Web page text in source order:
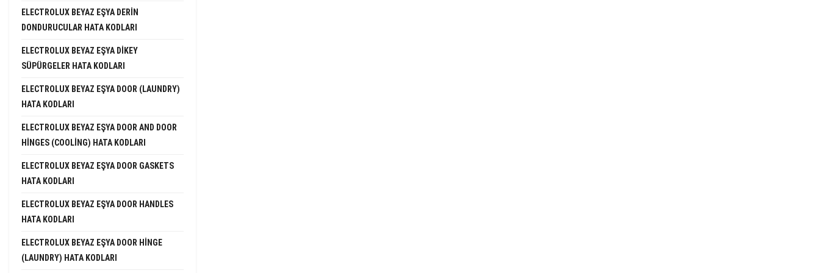
ELECTROLUX BEYAZ EŞYA DERIN
DONDURUCULAR HATA KODLARI
ELECTROLUX BEYAZ EŞYA DIKEY
SÜPÜRGELER HATA KODLARI
ELECTROLUX BEYAZ EŞYA DOOR (LAUNDRY)
HATA KODLARI
ELECTROLUX BEYAZ EŞYA DOOR AND DOOR
HINGES (COOLING) HATA KODLARI
ELECTROLUX BEYAZ EŞYA DOOR GASKETS
HATA KODLARI
ELECTROLUX BEYAZ EŞYA DOOR HANDLES
HATA KODLARI
ELECTROLUX BEYAZ EŞYA DOOR HINGE
(LAUNDRY) HATA KODLARI